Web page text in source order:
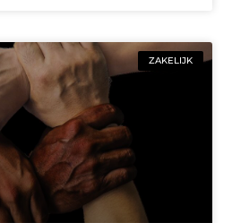
ZAKELIJK